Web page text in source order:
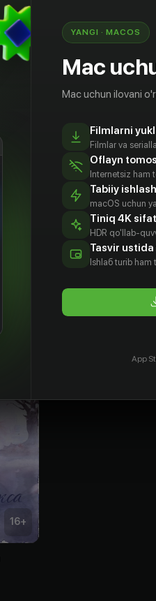
Цао Си Юэ
Aktyor
Лю
16+
YANGI · MACOS
Mac
Mac uchun ilovani
Filmlarni
Filmlar va
Oflayn
Internetsiz ham
Tabiiy
macOS uchun
Tiniq 4K sifat
HDR qo'llab-
Tasvir
Ishlаб turib
App